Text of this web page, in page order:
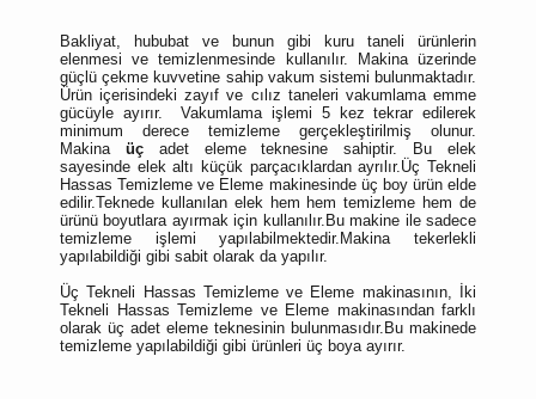
Bakliyat, hububat ve bunun gibi kuru taneli ürünlerin
elenmesi ve temizlenmesinde kullanılır. Makina üzerinde
güçlü çekme kuvvetine sahip vakum sistemi bulunmaktadır.
Ürün içerisindeki zayıf ve cılız taneleri vakumlama emme
gücüyle ayırır. Vakumlama işlemi 5 kez tekrar edilerek
minimum derece temizleme gerçekleştirilmiş olunur.
Makina üçadet eleme teknesine sahiptir. Bu elek
sayesinde elek altı küçük parçacıklardan ayrılır.Üç Tekneli
Hassas Temizleme ve Eleme makinesinde üç boy ürün elde
edilir.Teknede kullanılan elek hem hem temizleme hem de
ürünü boyutlara ayırmak için kullanılır.Bu makine ile sadece
temizleme işlemi yapılabilmektedir.Makina tekerlekli
yapılabildiği gibi sabit olarak da yapılır.
Üç Tekneli Hassas Temizleme ve Eleme makinasının, İki
Tekneli Hassas Temizleme ve Eleme makinasından farklı
olarak üç adet eleme teknesinin bulunmasıdır.Bu makinede
temizleme yapılabildiği gibi ürünleri üç boya ayırır.